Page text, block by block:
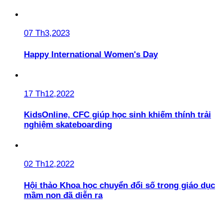
07 Th3,2023
Happy International Women's Day
17 Th12,2022
KidsOnline, CFC giúp học sinh khiếm thính trải
nghiệm skateboarding
02 Th12,2022
Hội thảo Khoa học chuyển đổi số trong giáo dục
mầm non đã diễn ra